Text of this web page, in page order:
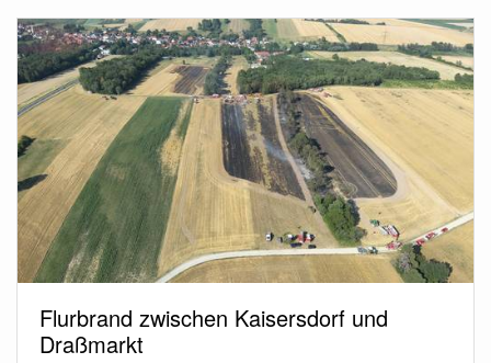
Flurbrand zwischen Kaisersdorf und
Draßmarkt